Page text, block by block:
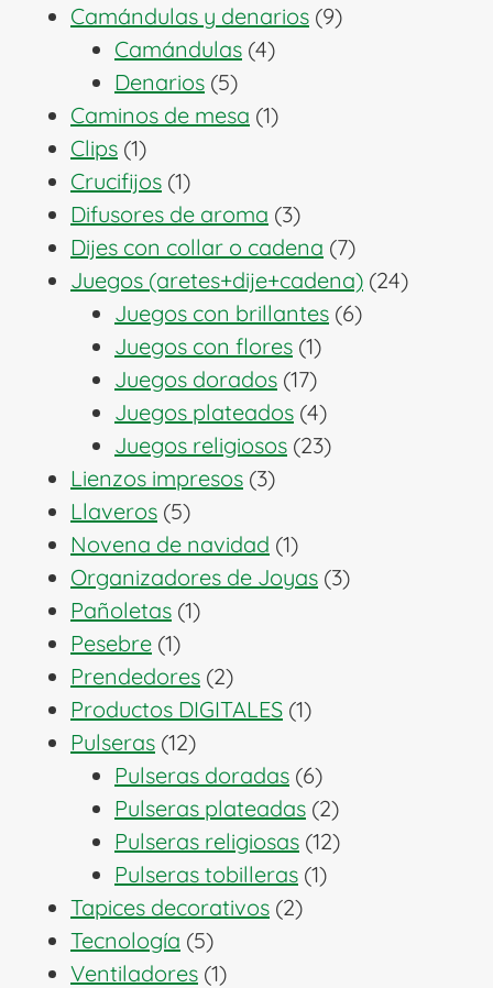
producto
Camándulas y denarios 99
Camándulas 44
Denarios 55
productos
Caminos de mesa 11
Clips 11
producto
Crucifijos 11
producto
Difusores de aroma 33
productos
Dijes con collar o cadena 77
productos
Juegos (aretes+dije+cadena) 2424
Juegos con brillantes 66
Juegos con flores 11
producto
Juegos dorados 1717
productos
Juegos plateados 44
productos
Juegos religiosos 2323
Lienzos impresos 33
Llaveros 55
productos
Novena de navidad 11
producto
Organizadores de Joyas 33
Pañoletas 11
Pesebre 11
producto
Prendedores 22
productos
Productos DIGITALES 11
Pulseras 1212
productos
Pulseras doradas 66
productos
Pulseras plateadas 22
productos
Pulseras religiosas 1212
Pulseras tobilleras 11
Tapices decorativos 22
Tecnología 55
productos
Ventiladores 11